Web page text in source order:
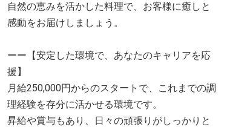
自然の恵みを活かした料理で、お客様に癒しと
感動をお届けしましょう。
ーー【安定した環境で、あなたのキャリアを応
援】
月給250,000円からのスタートで、これまでの調
理経験を存分に活かせる環境です。
昇給や賞与もあり、日々の頑張りがしっかりと